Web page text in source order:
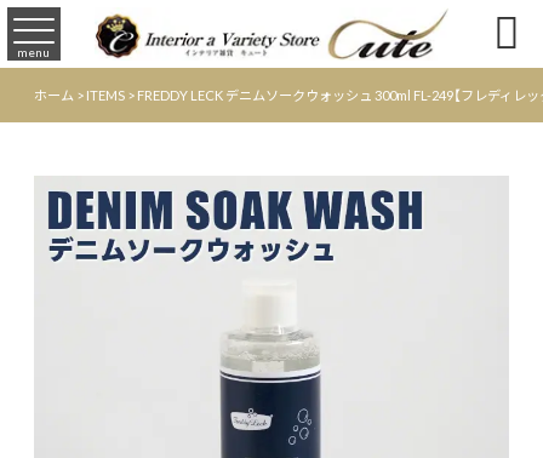
menu 
ホーム >ITEMS >FREDDY LECK デニムソークウォッシュ 300ml FL-249【フレディ